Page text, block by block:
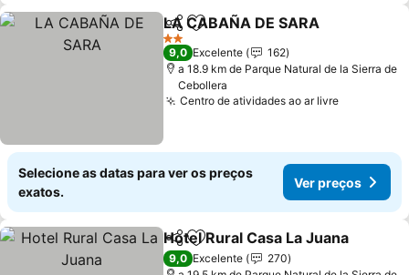
PartilharAdicionar aos favoritos
LA CABAÑA DE SARA
2 Estrelas
9,0 Excelente
162
a 18.9 km de Parque Natural de la Sierra de
Cebollera
Centro de atividades ao ar livre
Selecione as datas para ver os preços
exatos.
Ver preços
PartilharAdicionar aos favoritos
Hotel Rural Casa La Juana
9,0 Excelente
270